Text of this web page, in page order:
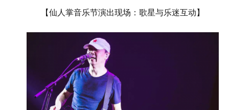
【仙人掌音乐节演出现场：歌星与乐迷互动】